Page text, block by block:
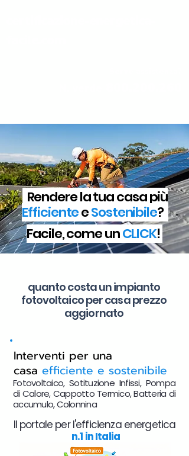
Rendere la tua casa più
EfficienteeSostenibile?
Facile, come unCLICK!
quanto costa un impianto
fotovoltaico per casa prezzo
aggiornato
Interventi per una
casa efficiente e sostenibile
Fotovoltaico, Sotituzione Infissi, Pompa
di Calore, Cappotto Termico, Batteria di
accumulo, Colonnina
Il portale per l'efficienza energetica
n.1 in Italia